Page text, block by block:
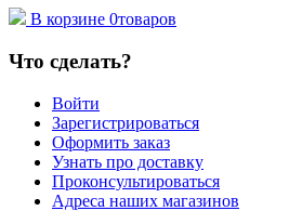
В корзине 0товаров
Что сделать?
Войти
Зарегистрироваться
Оформить заказ
Узнать про доставку
Проконсультироваться
Адреса наших магазинов